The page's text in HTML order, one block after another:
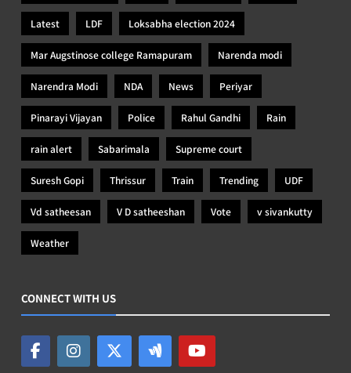
Latest LDF Loksabha election 2024
Mar Augstinose college Ramapuram Narenda modi
Narendra Modi NDA News Periyar
Pinarayi Vijayan Police Rahul Gandhi Rain
rain alert Sabarimala Supreme court
Suresh Gopi Thrissur Train Trending UDF
Vd satheesan V D satheeshan Vote v sivankutty
Weather
CONNECT WITH US